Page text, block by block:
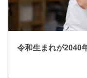
令和生まれが2040